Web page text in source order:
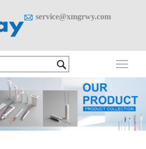
 service@xmgrwy.com
